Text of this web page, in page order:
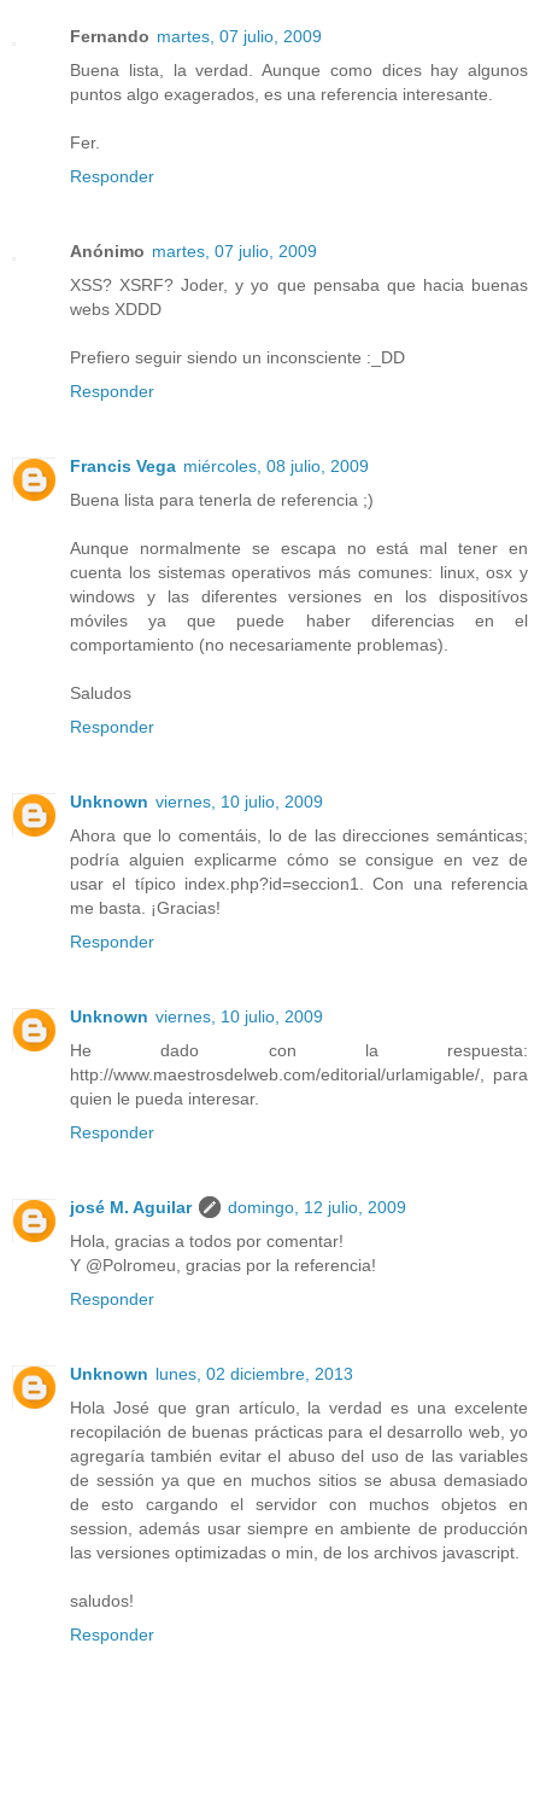
Fernando martes, 07 julio, 2009
Buena lista, la verdad. Aunque como dices hay algunos
puntos algo exagerados, es una referencia interesante.
Fer.
Responder
Anónimo martes, 07 julio, 2009
XSS? XSRF? Joder, y yo que pensaba que hacia buenas
webs XDDD
Prefiero seguir siendo un inconsciente :_DD
Responder
Francis Vega miércoles, 08 julio, 2009
Buena lista para tenerla de referencia ;)
Aunque normalmente se escapa no está mal tener en
cuenta los sistemas operativos más comunes: linux, osx y
windows y las diferentes versiones en los dispositívos
móviles ya que puede haber diferencias en el
comportamiento (no necesariamente problemas).
Saludos
Responder
Unknown viernes, 10 julio, 2009
Ahora que lo comentáis, lo de las direcciones semánticas;
podría alguien explicarme cómo se consigue en vez de
usar el típico index.php?id=seccion1. Con una referencia
me basta. ¡Gracias!
Responder
Unknown viernes, 10 julio, 2009
He dado con la respuesta:
http://www.maestrosdelweb.com/editorial/urlamigable/, para
quien le pueda interesar.
Responder
josé M. Aguilar
domingo, 12 julio, 2009
Hola, gracias a todos por comentar!
Y @Polromeu, gracias por la referencia!
Responder
Unknown lunes, 02 diciembre, 2013
Hola José que gran artículo, la verdad es una excelente
recopilación de buenas prácticas para el desarrollo web, yo
agregaría también evitar el abuso del uso de las variables
de sessión ya que en muchos sitios se abusa demasiado
de esto cargando el servidor con muchos objetos en
session, además usar siempre en ambiente de producción
las versiones optimizadas o min, de los archivos javascript.
saludos!
Responder